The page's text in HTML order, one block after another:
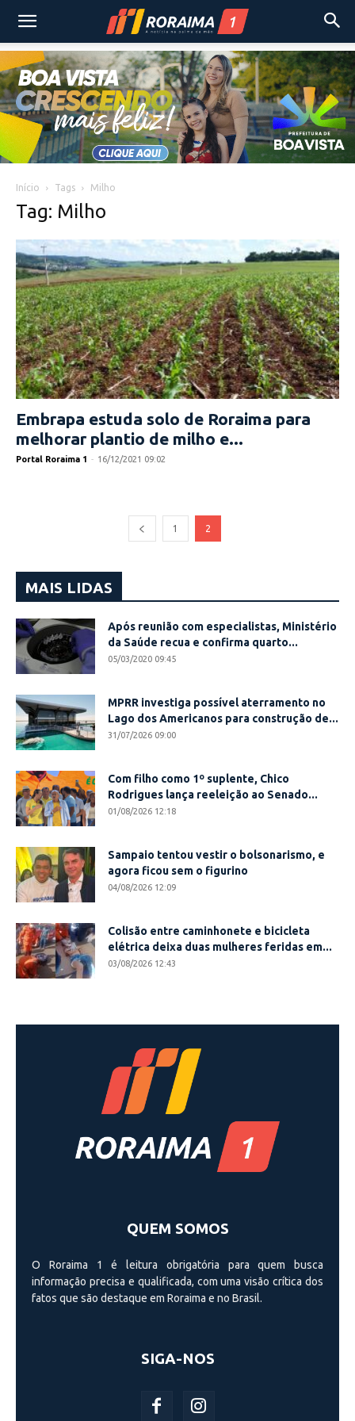
Início Tags Milho
Tag: Milho
Embrapa estuda solo de Roraima para
melhorar plantio de milho e...
Portal Roraima 1 - 16/12/2021 09:02
1 2
MAIS LIDAS
Após reunião com especialistas, Ministério
da Saúde recua e confirma quarto...
05/03/2020 09:45
MPRR investiga possível aterramento no
Lago dos Americanos para construção de...
31/07/2026 09:00
Com filho como 1º suplente, Chico
Rodrigues lança reeleição ao Senado...
01/08/2026 12:18
Sampaio tentou vestir o bolsonarismo, e
agora ficou sem o figurino
04/08/2026 12:09
Colisão entre caminhonete e bicicleta
elétrica deixa duas mulheres feridas em...
03/08/2026 12:43
QUEM SOMOS
O Roraima 1 é leitura obrigatória para quem busca
informação precisa e qualificada, com uma visão crí­tica dos
fatos que são destaque em Roraima e no Brasil.
SIGA-NOS